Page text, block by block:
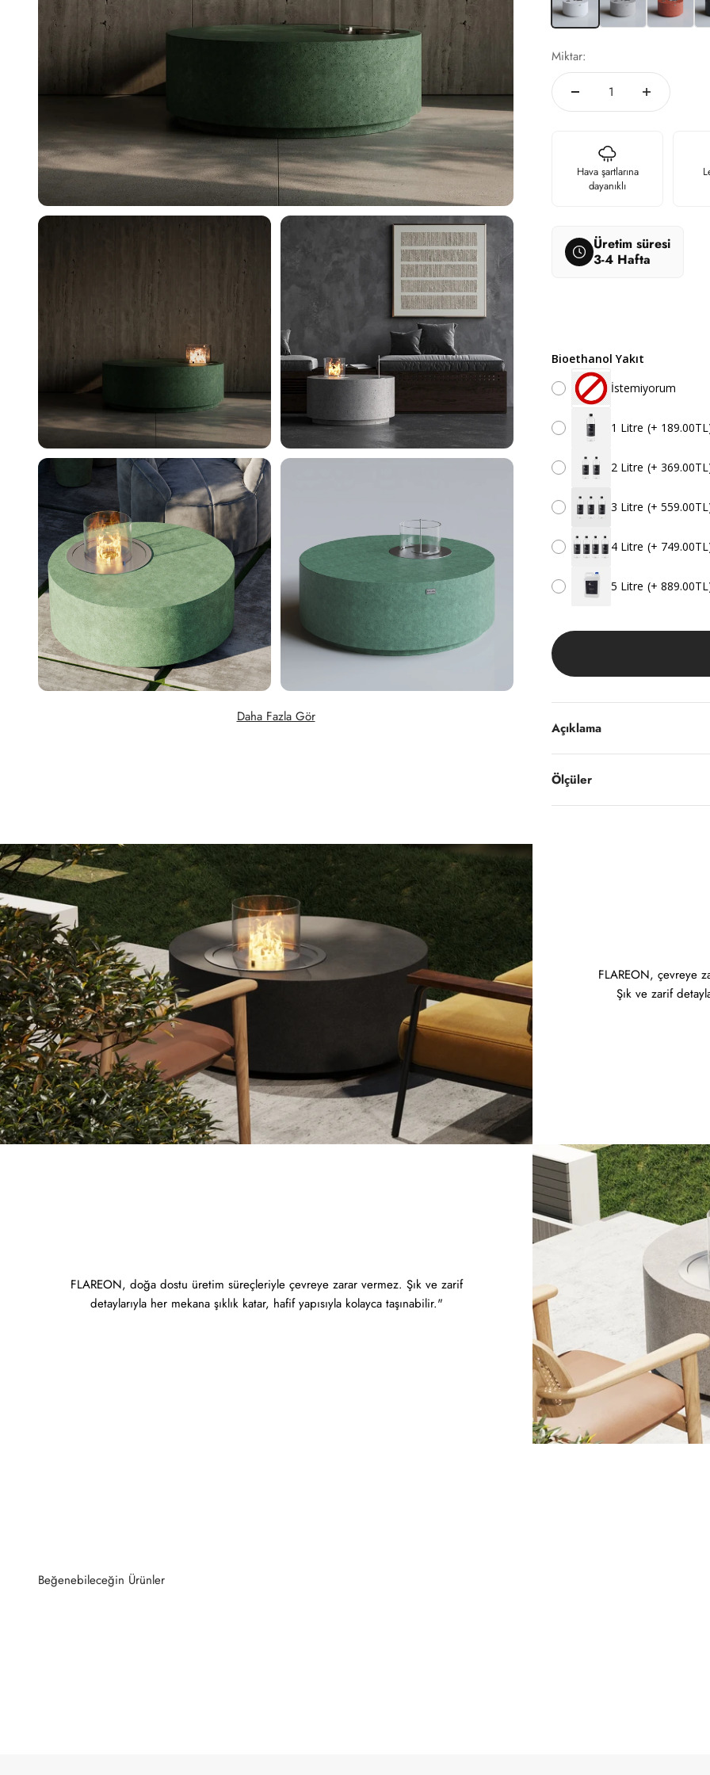
Daha Fazla Gör
Miktar:
Hava şartlarına
dayanıklı
Üretim süresi
3-4 Hafta
Bioethanol Yakıt
İstemiyorum
1 Litre (+
2 Litre (+
3 Litre (+
4 Litre (+
5 Litre (+
Açıklama
Ölçüler
FLAREON, çevreye
Şık ve zarif
FLAREON, doğa dostu üretim süreçleriyle çevreye zarar vermez. Şık ve zarif
detaylarıyla her mekana şıklık katar, hafif yapısıyla kolayca taşınabilir."